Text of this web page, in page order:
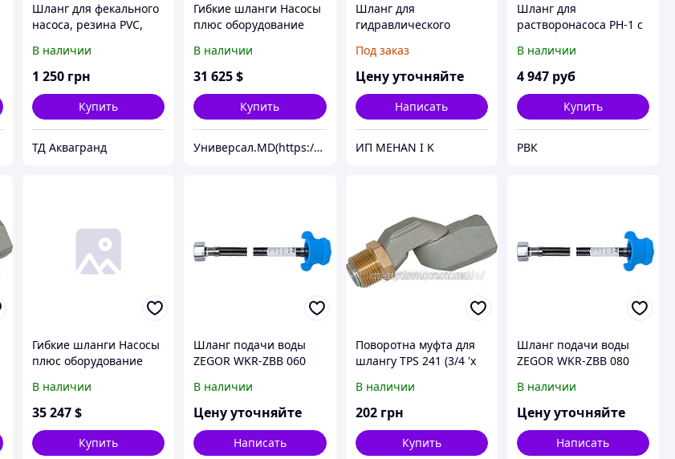
Шланг для фекального
насоса, резина PVC,
100м)
В наличии
1 250 грн
Купить
ТД Аквагранд
Гибкие шланги Насосы
плюс оборудование
В наличии
31 625$
Купить
Универсал.MD(https://universal.prom.md/)
Шланг для
гидравлического
Под заказ
Цену уточняйте
Написать
ИП MEHAN I K
Шланг для
растворонасоса РН-1 с
В наличии
4 947 руб
Купить
РВК
Гибкие шланги Насосы
плюс оборудование
В наличии
35 247$
Купить
Шланг подачи воды
ZEGOR WKR-ZBB 060
В наличии
Цену уточняйте
Написать
Поворотна муфта для
шлангу TPS 241 (3/4 'x
В наличии
202 грн
Купить
Шланг подачи воды
ZEGOR WKR-ZBB 080
В наличии
Цену уточняйте
Написать